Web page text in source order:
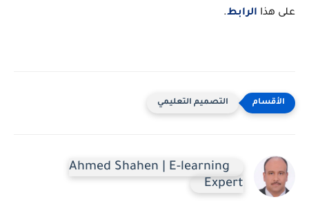
على هذا الرابط.
التصميم التعليمي
Ahmed Shahen | E-learning
Expert